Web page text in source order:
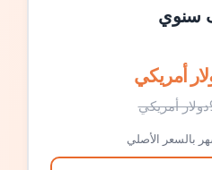
سنوي
أمريكي
دولار أمريكي